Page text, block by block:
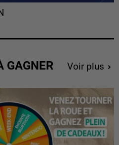
GAGNER Voir plus